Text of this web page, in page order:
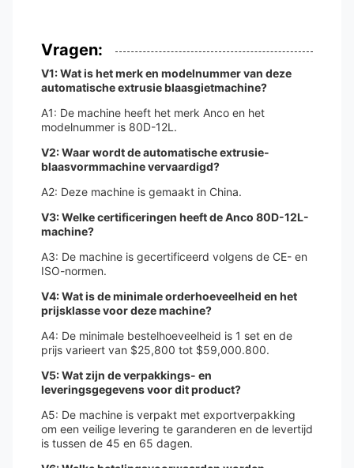
Vragen:
V1: Wat is het merk en modelnummer van deze
automatische extrusie blaasgietmachine?
A1: De machine heeft het merk Anco en het
modelnummer is 80D-12L.
V2: Waar wordt de automatische extrusie-
blaasvormmachine vervaardigd?
A2: Deze machine is gemaakt in China.
V3: Welke certificeringen heeft de Anco 80D-12L-
machine?
A3: De machine is gecertificeerd volgens de CE- en
ISO-normen.
V4: Wat is de minimale orderhoeveelheid en het
prijsklasse voor deze machine?
A4: De minimale bestelhoeveelheid is 1 set en de
prijs varieert van $25,800 tot $59,000.800.
V5: Wat zijn de verpakkings- en
leveringsgegevens voor dit product?
A5: De machine is verpakt met exportverpakking
om een veilige levering te garanderen en de levertijd
is tussen de 45 en 65 dagen.